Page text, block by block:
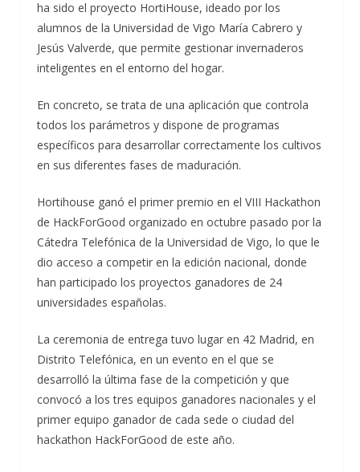
ha sido el proyecto HortiHouse, ideado por los
alumnos de la Universidad de Vigo María Cabrero y
Jesús Valverde, que permite gestionar invernaderos
inteligentes en el entorno del hogar.
En concreto, se trata de una aplicación que controla
todos los parámetros y dispone de programas
específicos para desarrollar correctamente los cultivos
en sus diferentes fases de maduración.
Hortihouse ganó el primer premio en el VIII Hackathon
de HackForGood organizado en octubre pasado por la
Cátedra Telefónica de la Universidad de Vigo, lo que le
dio acceso a competir en la edición nacional, donde
han participado los proyectos ganadores de 24
universidades españolas.
La ceremonia de entrega tuvo lugar en 42 Madrid, en
Distrito Telefónica, en un evento en el que se
desarrolló la última fase de la competición y que
convocó a los tres equipos ganadores nacionales y el
primer equipo ganador de cada sede o ciudad del
hackathon HackForGood de este año.